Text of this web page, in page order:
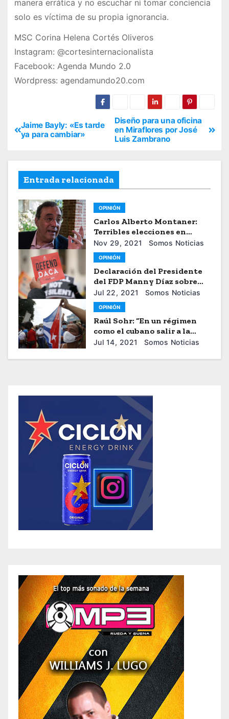
manera errática y no escuchar ni tomar conciencia
solo es víctima de su propia ignorancia.
MSC Corina Helena Cortés Oliveros
Instagram: @cortesinternacionalista
Facebook: Agenda Mundo 2.0
Wordpress: agendamundo20.com
Diseño para una oficina
en Miraflores por José
Luis Zambrano
Jaime Bayly: «Es tarde
ya para cambiar»
Entrada relacionada
OPINIÓN
Carlos Alberto Montaner:
Terribles elecciones en
Honduras
Nov 29, 2021 Somos Noticias
OPINIÓN
Declaración del Presidente
del FDP Manny Díaz sobre
Decisión de Juez Federal Que
Bloquea Nuevas Solicitudes
de DACA
Jul 22, 2021 Somos Noticias
OPINIÓN
Raúl Sohr: “En un régimen
como el cubano salir a la
calle tiene costos muy altos”
Jul 14, 2021 Somos Noticias